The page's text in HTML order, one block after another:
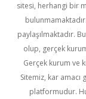
sitesi, herhangi bir
paylaşılmaktadır.
olup, gerçek
Gerçek kurum ve
Sitemiz, kar
platformudur.